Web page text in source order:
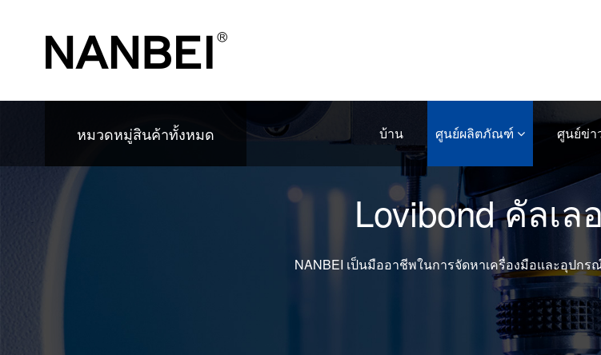
หมวดหมู่สินค้าทั้งหมด บ้าน ศูนย์ผลิตภัณฑ์ ศูนย์ข่า
Lovibond คัลเล
NANBEI เป็นมืออาชีพในการจัดหาเครื่องมือและอุปก